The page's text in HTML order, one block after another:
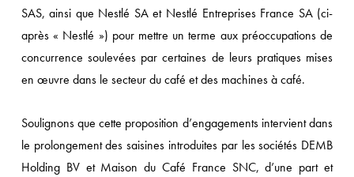
SAS, ainsi que Nestlé SA et Nestlé Entreprises France SA (ci-
après « Nestlé ») pour mettre un terme aux préoccupations de
concurrence soulevées par certaines de leurs pratiques mises
en œuvre dans le secteur du café et des machines à café.
Soulignons que cette proposition d’engagements intervient dans
le prolongement des saisines introduites par les sociétés DEMB
Holding BV et Maison du Café France SNC, d’une part et